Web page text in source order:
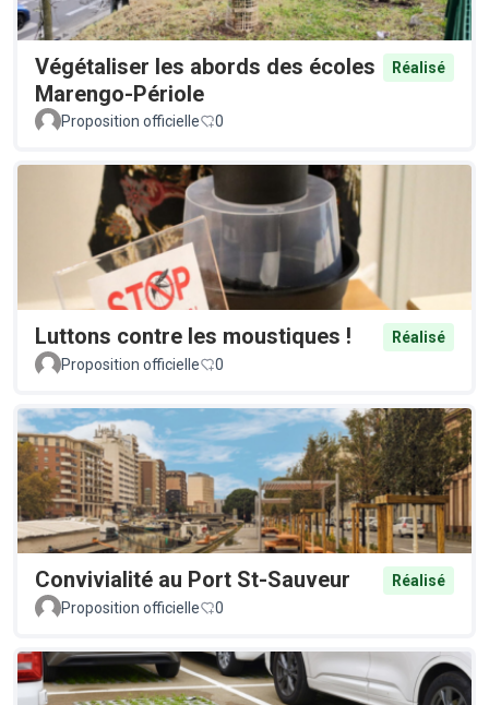
Végétaliser les abords des écoles
Marengo-Périole
Réalisé
Proposition officielle 0
Luttons contre les moustiques !
Réalisé
Proposition officielle
0
Convivialité au Port St-Sauveur
Réalisé
Proposition officielle
0